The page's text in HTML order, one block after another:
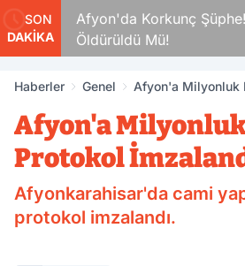
SON
DAKİKA
Afyon'da Korkunç
Öldürüldü Mü!
Haberler Genel
Afyon'a Milyonluk
Afyon'a Milyonluk
Protokol
Afyonkarahisar'da cami
protokol imzalandı.